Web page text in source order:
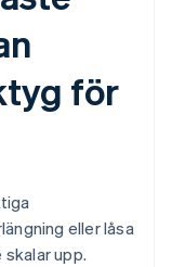
för
eller låsa
upp.